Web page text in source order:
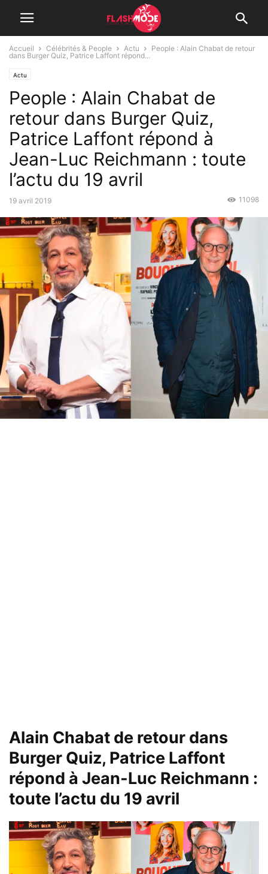
Accueil Célébrités & People Actu
People : Alain Chabat de retour
dans Burger Quiz, Patrice Laffont répond...
Actu
People : Alain Chabat de
retour dans Burger Quiz,
Patrice Laffont répond à
Jean-Luc Reichmann : toute
l’actu du 19 avril
19 avril 2019 11098
Alain Chabat de retour dans
Burger Quiz, Patrice Laffont
répond à Jean-Luc Reichmann :
toute l’actu du 19 avril